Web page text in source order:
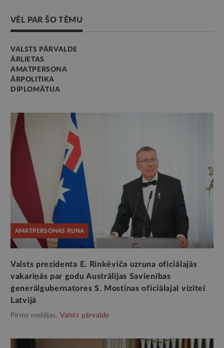
VĒL PAR ŠO TĒMU
VALSTS PĀRVALDE
ĀRLIETAS
AMATPERSONA
ĀRPOLITIKA
DIPLOMĀTIJA
AMATPERSONAS RUNA
Valsts prezidenta E. Rinkēviča uzruna oficiālajās
vakariņās par godu Austrālijas Savienības
ģenerālgubernatores S. Mostinas oficiālajai vizītei
Latvijā
Pirms nedēļas, Valsts pārvalde